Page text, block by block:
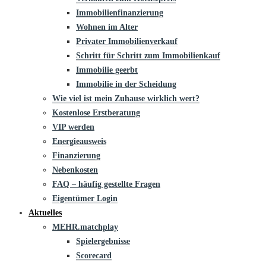
Immobilienfinanzierung
Wohnen im Alter
Privater Immobilienverkauf
Schritt für Schritt zum Immobilienkauf
Immobilie geerbt
Immobilie in der Scheidung
Wie viel ist mein Zuhause wirklich wert?
Kostenlose Erstberatung
VIP werden
Energieausweis
Finanzierung
Nebenkosten
FAQ – häufig gestellte Fragen
Eigentümer Login
Aktuelles
MEHR.matchplay
Spielergebnisse
Scorecard